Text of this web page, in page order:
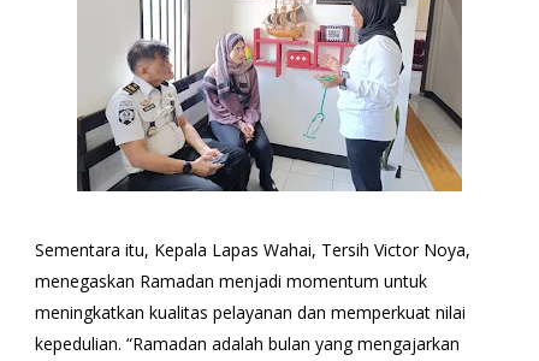
Sementara itu, Kepala Lapas Wahai, Tersih Victor Noya,
menegaskan Ramadan menjadi momentum untuk
meningkatkan kualitas pelayanan dan memperkuat nilai
kepedulian. “Ramadan adalah bulan yang mengajarkan